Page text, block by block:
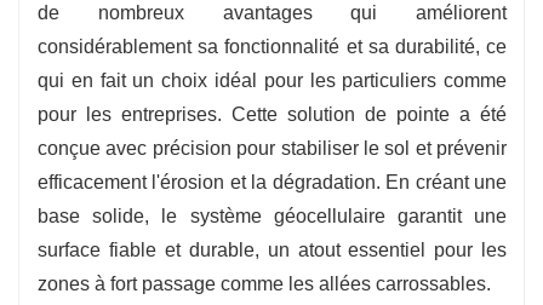
l'orniérage et le tassement de la surface
- Améliore la stabilité des allées sur les sols de
fondation meubles ou instables
- Favorise un drainage perméable pour réduire
l'accumulation d'eau
- Installation facile, entretien réduit et longue
durée de vie
de nombreux avantages qui améliorent
considérablement sa fonctionnalité et sa durabilité, ce
qui en fait un choix idéal pour les particuliers comme
pour les entreprises. Cette solution de pointe a été
conçue avec précision pour stabiliser le sol et prévenir
efficacement l'érosion et la dégradation. En créant une
base solide, le système géocellulaire garantit une
surface fiable et durable, un atout essentiel pour les
zones à fort passage comme les allées carrossables.